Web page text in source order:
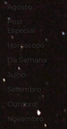
Agosto
Post
Especial
Horóscopo
Da Semana
Julho
Setembro
Outubro
Novembro